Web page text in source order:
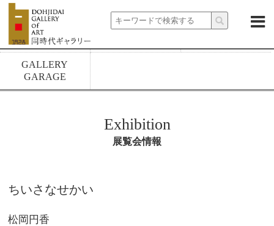
About News Exhibitions
Artists
GALLERY
GARAGE
Exhibition
展覧会情報
ちいさなせかい
松岡円香